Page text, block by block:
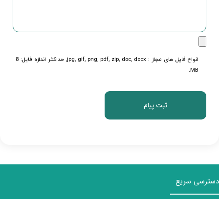
انواع فایل های مجاز : jpg, gif, png, pdf, zip, doc, docx, حداکثر اندازه فایل: 8
MB.
دسترسی سریع